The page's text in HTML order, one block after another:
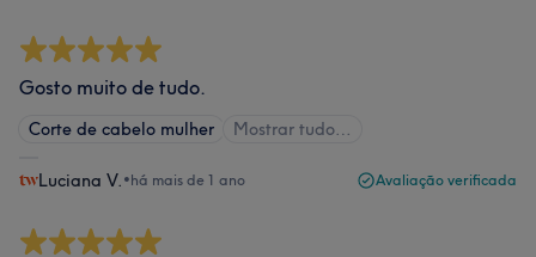
Gosto muito de tudo.
Corte de cabelo mulher Mostrar tudo…
Luciana V. •há mais de 1 ano Avaliação verificada